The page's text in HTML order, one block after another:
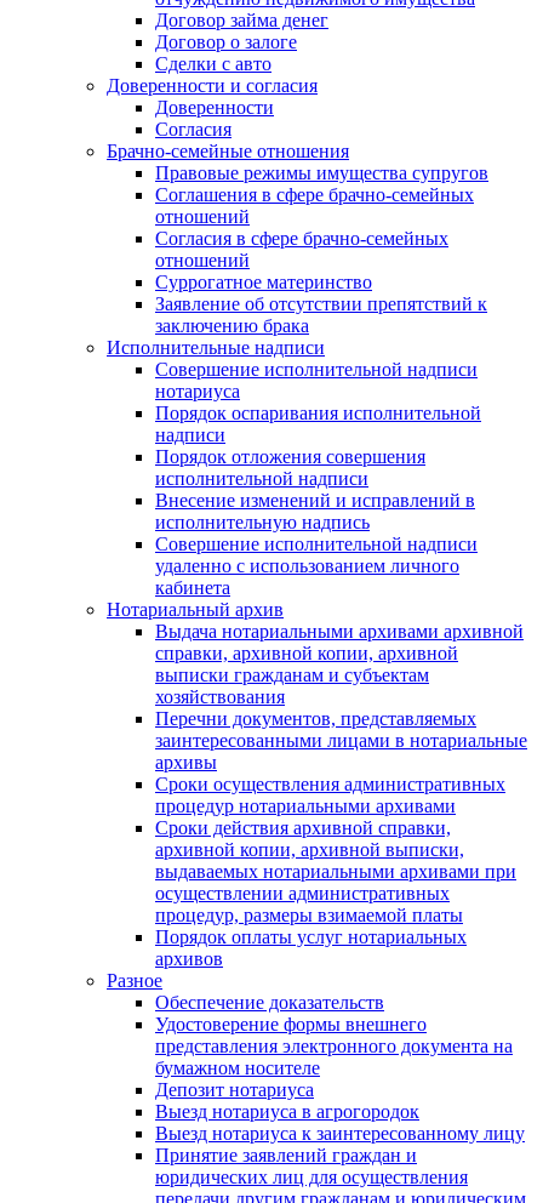
Договор займа денег
Договор о залоге
Сделки с авто
Доверенности и согласия
Доверенности
Согласия
Брачно-семейные отношения
Правовые режимы имущества супругов
Соглашения в сфере брачно-семейных
отношений
Согласия в сфере брачно-семейных
отношений
Суррогатное материнство
Заявление об отсутствии препятствий к
заключению брака
Исполнительные надписи
Совершение исполнительной надписи
нотариуса
Порядок оспаривания исполнительной
надписи
Порядок отложения совершения
исполнительной надписи
Внесение изменений и исправлений в
исполнительную надпись
Совершение исполнительной надписи
удаленно с использованием личного
кабинета
Нотариальный архив
Выдача нотариальными архивами архивной
справки, архивной копии, архивной
выписки гражданам и субъектам
хозяйствования
Перечни документов, представляемых
заинтересованными лицами в нотариальные
архивы
Сроки осуществления административных
процедур нотариальными архивами
Сроки действия архивной справки,
архивной копии, архивной выписки,
выдаваемых нотариальными архивами при
осуществлении административных
процедур, размеры взимаемой платы
Порядок оплаты услуг нотариальных
архивов
Разное
Обеспечение доказательств
Удостоверение формы внешнего
представления электронного документа на
бумажном носителе
Депозит нотариуса
Выезд нотариуса в агрогородок
Выезд нотариуса к заинтересованному лицу
Принятие заявлений граждан и
юридических лиц для осуществления
передачи другим гражданам и юридическим